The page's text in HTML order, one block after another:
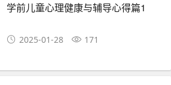
学前儿童心理健康与辅导心得篇1
2025-01-28 171